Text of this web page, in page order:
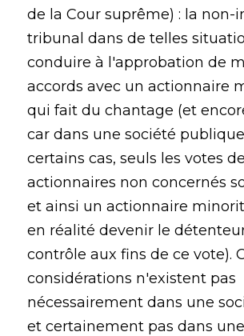
de la Cour suprême) : la non-
tribunal dans de telles
conduire à l'approbation de
accords avec un actionnaire
qui fait du chantage (et
car dans une société
certains cas, seuls les votes
actionnaires non concernés
et ainsi un actionnaire
en réalité devenir le
contrôle aux fins de ce vote).
considérations n'existent pas
nécessairement dans une
et certainement pas dans